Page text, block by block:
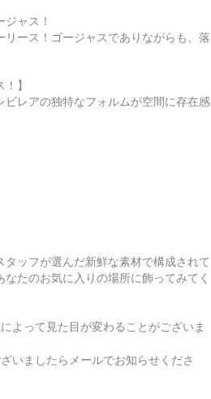
ャス！
ース！ゴージャスでありながらも、落
】
レアの独特なフォルムが空間に存在感
ッフが選んだ新鮮な素材で構成されて
たのお気に入りの場所に飾ってみてく
よって見た目が変わることがございま
いましたらメールでお知らせくださ